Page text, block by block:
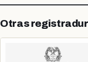
Otras